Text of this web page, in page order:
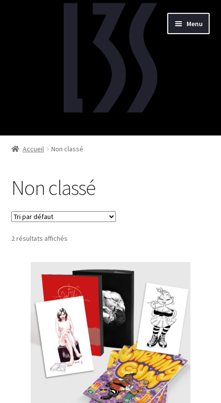
Menu
Accueil
Illustrations
Musiques et films
Mon compte
Validation de la commande
À propos
Politique de confidentialité
Accueil Non classé
Non classé
2 résultats affichés